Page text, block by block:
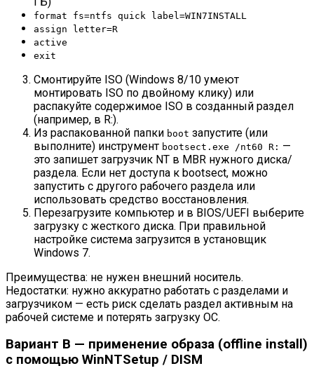
format fs=ntfs quick label=WIN7INSTALL
assign letter=R
active
exit
Смонтируйте ISO (Windows 8/10 умеют
монтировать ISO по двойному клику) или
распакуйте содержимое ISO в созданный раздел
(например, в R:).
Из распакованной папки boot запустите (или
выполните) инструмент bootsect.exe /nt60 R: —
это запишет загрузчик NT в MBR нужного диска/
раздела. Если нет доступа к bootsect, можно
запустить с другого рабочего раздела или
использовать средство восстановления.
Перезагрузите компьютер и в BIOS/UEFI выберите
загрузку с жесткого диска. При правильной
настройке система загрузится в установщик
Windows 7.
Преимущества: не нужен внешний носитель.
Недостатки: нужно аккуратно работать с разделами и
загрузчиком — есть риск сделать раздел активным на
рабочей системе и потерять загрузку ОС.
Вариант B — применение образа (offline install)
с помощью WinNTSetup / DISM